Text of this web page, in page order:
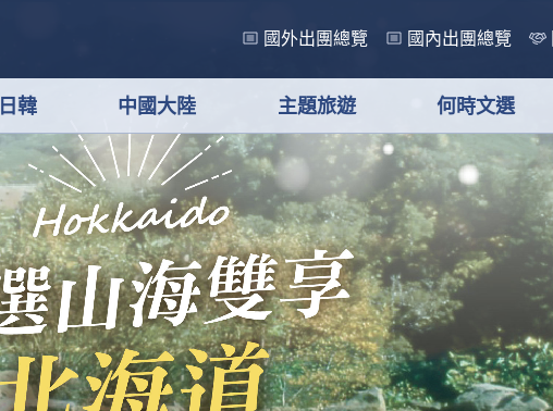
國外出團總覽 國內出團總覽
日韓 中國大陸 主題旅遊 何時文選